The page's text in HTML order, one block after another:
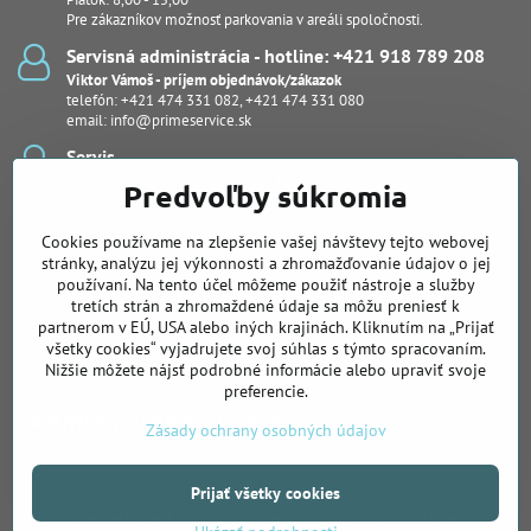
Pre zákazníkov možnosť parkovania v areáli spoločnosti.
Servisná administrácia - hotline: +421 918 789 208
Viktor Vámoš - príjem objednávok/zákazok
telefón:+421 474 331 082,+421 474 331 080
email: info@primeservice.sk
Servis
Ján Šuľan - vedúci servisného oddelenia
Kevin Bodor
Peter Protuš, Michal Fekiač (notebooky, dash kamery)
Juraj Kučera
Pobočka pre Východné Slovensko
Slovenská 26, Košice
Ing. Stanislav Kuľaša
telefón: +421 905 122 239
Podmienky spolupráce
©2026Copyright
Predvoľby súkromiaZásady ochrany osobných údajov
Predvoľby súkromia
Cookies používame na zlepšenie vašej návštevy tejto webovej
stránky, analýzu jej výkonnosti a zhromažďovanie údajov o jej
používaní. Na tento účel môžeme použiť nástroje a služby
tretích strán a zhromaždené údaje sa môžu preniesť k
partnerom v EÚ, USA alebo iných krajinách. Kliknutím na „Prijať
všetky cookies“ vyjadrujete svoj súhlas s týmto spracovaním.
Nižšie môžete nájsť podrobné informácie alebo upraviť svoje
preferencie.
Zásady ochrany osobných údajov
Prijať všetky cookies